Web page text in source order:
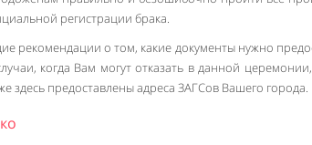
регистрации брака.
рекомендации о том, какие документы нужно
когда Вам могут отказать в данной
здесь предоставлены адреса ЗАГСов Вашего города.